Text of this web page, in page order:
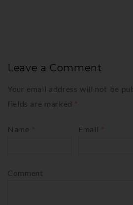
Leave a Comment
Your email address will not be
fields are marked
Name Email
Comment